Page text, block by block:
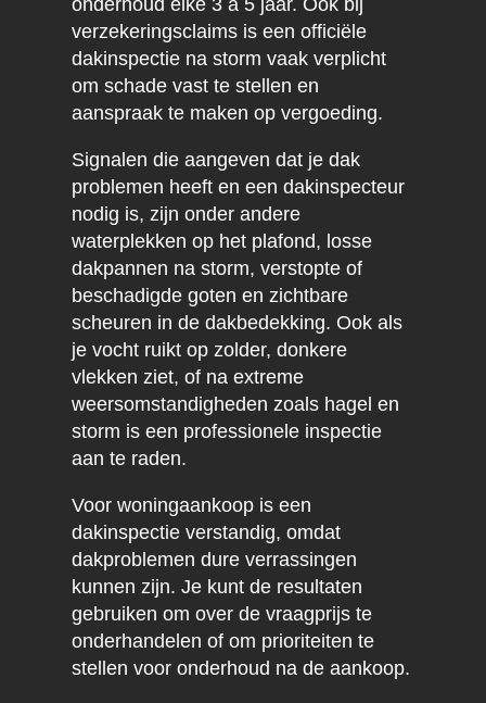
onderhoud elke 3 à 5 jaar. Ook bij
verzekeringsclaims is een officiële
dakinspectie na storm vaak verplicht
om schade vast te stellen en
aanspraak te maken op vergoeding.
Signalen die aangeven dat je dak
problemen heeft en een dakinspecteur
nodig is, zijn onder andere
waterplekken op het plafond, losse
dakpannen na storm, verstopte of
beschadigde goten en zichtbare
scheuren in de dakbedekking. Ook als
je vocht ruikt op zolder, donkere
vlekken ziet, of na extreme
weersomstandigheden zoals hagel en
storm is een professionele inspectie
aan te raden.
Voor woningaankoop is een
dakinspectie verstandig, omdat
dakproblemen dure verrassingen
kunnen zijn. Je kunt de resultaten
gebruiken om over de vraagprijs te
onderhandelen of om prioriteiten te
stellen voor onderhoud na de aankoop.